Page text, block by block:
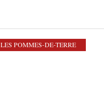
LES POMMES-DE-TERRE